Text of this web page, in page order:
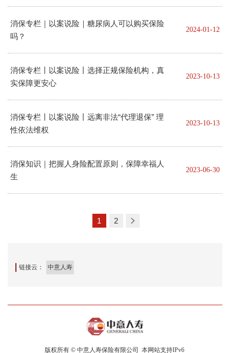
消保专栏｜以案说险｜糖尿病人可以购买保险
吗？
2024-01-12
消保专栏丨以案说险丨选择正规保险机构，真
实保障更安心
2023-10-13
消保专栏丨以案说险丨远离非法“代理退保” 理
性依法维权
2023-10-13
消保知识｜把握人身险配置原则，保障幸福人
生
2023-06-30
1 2
链接云： 中意人寿
版权所有 © 中意人寿保险有限公司 本网站支持IPv6